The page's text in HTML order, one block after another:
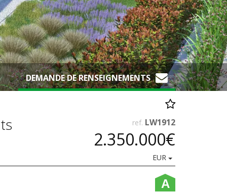
DEMANDE DE RENSEIGNEMENTS
ref. LW1912
2.350.000€
EUR
A